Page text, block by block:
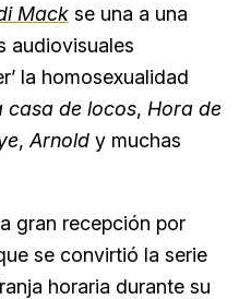
Mack se una a una
audiovisuales
la homosexualidad
casa de locos, Hora de
, Arnold y muchas
gran recepción por
se convirtió la serie
horaria durante su